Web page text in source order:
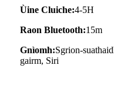
Ùine Cluiche:4-5H
Raon Bluetooth:15m
Gnìomh:Sgrion-
gairm, Siri